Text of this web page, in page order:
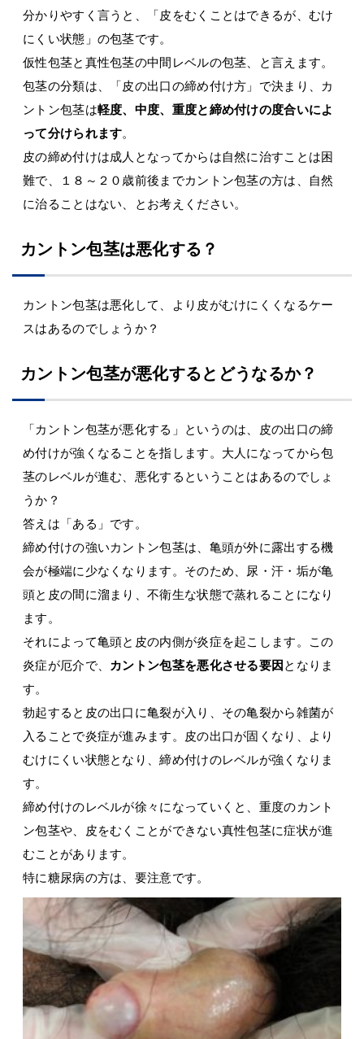
分かりやすく言うと、「皮をむくことはできるが、むけ
にくい状態」の包茎です。
仮性包茎と真性包茎の中間レベルの包茎、と言えます。
包茎の分類は、「皮の出口の締め付け方」で決まり、カ
ントン包茎は軽度、中度、重度と締め付けの度合いによ
って分けられます。
皮の締め付けは成人となってからは自然に治すことは困
難で、１８～２０歳前後までカントン包茎の方は、自然
に治ることはない、とお考えください。
カントン包茎は悪化する？
カントン包茎は悪化して、より皮がむけにくくなるケー
スはあるのでしょうか？
カントン包茎が悪化するとどうなるか？
「カントン包茎が悪化する」というのは、皮の出口の締
め付けが強くなることを指します。大人になってから包
茎のレベルが進む、悪化するということはあるのでしょ
うか？
答えは「ある」です。
締め付けの強いカントン包茎は、亀頭が外に露出する機
会が極端に少なくなります。そのため、尿・汗・垢が亀
頭と皮の間に溜まり、不衛生な状態で蒸れることになり
ます。
それによって亀頭と皮の内側が炎症を起こします。この
炎症が厄介で、
カントン包茎を悪化させる要因 となりま
す。
勃起すると皮の出口に亀裂が入り、その亀裂から雑菌が
入ることで炎症が進みます。皮の出口が固くなり、より
むけにくい状態となり、締め付けのレベルが強くなりま
す。
締め付けのレベルが徐々になっていくと、重度のカント
ン包茎や、皮をむくことができない真性包茎に症状が進
むことがあります。
特に糖尿病の方は、要注意です。